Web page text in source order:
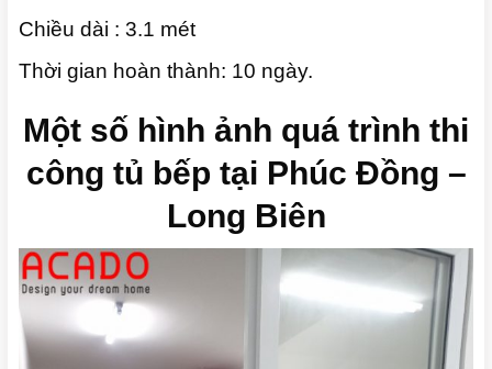
Chiều dài : 3.1 mét
Thời gian hoàn thành: 10 ngày.
Một số hình ảnh quá trình thi
công tủ bếp tại Phúc Đồng –
Long Biên